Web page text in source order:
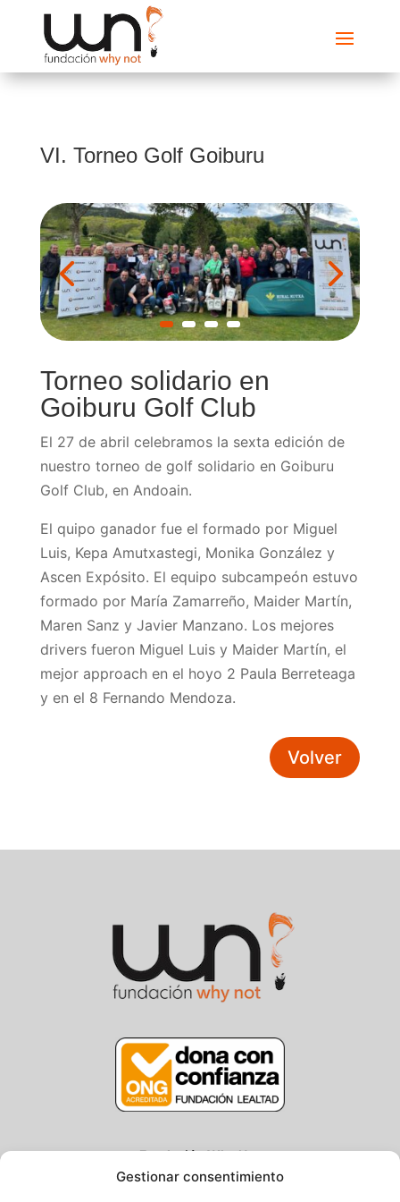
Gestionar consentimiento
VI. Torneo Golf Goiburu
Torneo solidario en
Goiburu Golf Club
El 27 de abril celebramos la sexta edición de
nuestro torneo de golf solidario en Goiburu
Golf Club, en Andoain.
El quipo ganador fue el formado por Miguel
Luis, Kepa Amutxastegi, Monika González y
Ascen Expósito. El equipo subcampeón estuvo
formado por María Zamarreño, Maider Martín,
Maren Sanz y Javier Manzano. Los mejores
drivers fueron Miguel Luis y Maider Martín, el
mejor approach en el hoyo 2 Paula Berreteaga
y en el 8 Fernando Mendoza.
Volver
Fundación Why Not
Centro/Txoko: Particular de Ategorrieta 3, Gros